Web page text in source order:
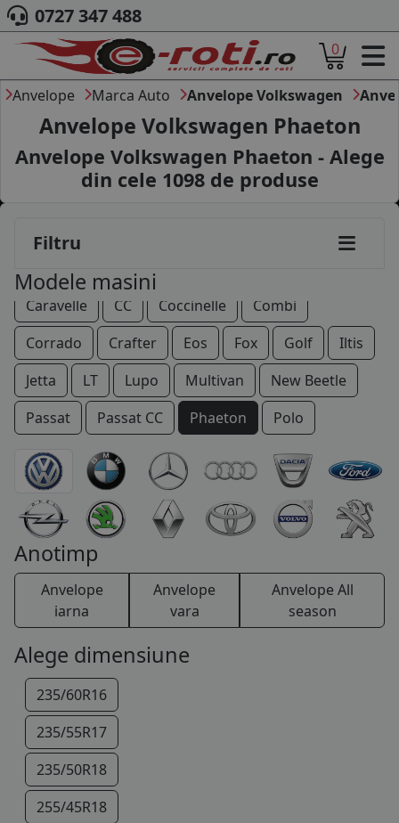
ACASA
DESPRE NOI
ANVELOPE
AUTO
CAMION
MOTO
MARCA AUTO
BLOG
B2B - COLABORARE COMPANII
CONT
CONTACT
COS ( 0 PRODUSE)
0727 347 488
0
Anvelope Marca Auto Anvelope Volkswagen
Anvelope Volkswagen Phaeton
Anvelope Volkswagen Phaeton - Alege
din cele 1098de produse
Filtru
Modele masini
Caravelle
CC Coccinelle
Combi
Corrado
Crafter Eos Fox Golf
Iltis
Jetta
LT Lupo Multivan
New Beetle
Passat
Passat CC Phaeton
Polo
Scirocco
Sharan Tiguan
Touran
Transporter Up!
XL1
Anotimp
Anvelope
iarna
Anvelope
vara
Anvelope All
season
Alege dimensiune
235/60R16
235/55R17
235/50R18
255/45R18